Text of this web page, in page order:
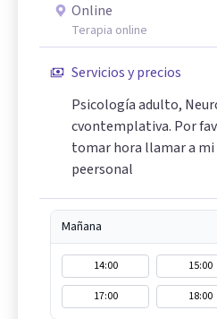
Online
Terapia online
Servicios y precios
Psicología adulto,
cvontemplativa. Por
tomar hora llamar a
peersonal
Mañana
14:00 15:00
17:00
18:00